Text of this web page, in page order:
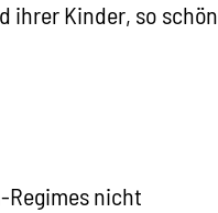
ihrer Kinder, so schön
Regimes nicht